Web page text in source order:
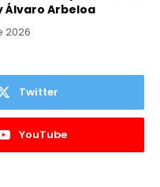
Álvaro Arbeloa
2026
Twitter
YouTube